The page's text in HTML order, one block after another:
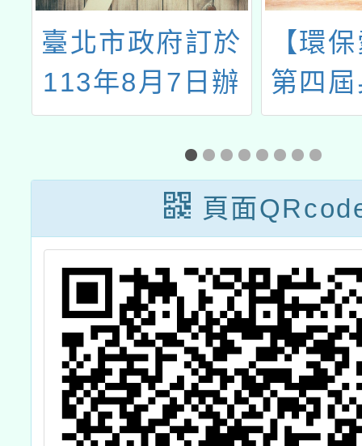
臺北市政府訂於
113年8月7日辦
理113年度「心
視野講堂—淨零
綠生活—直播課
程」
【環
第四
者與
保
頁面